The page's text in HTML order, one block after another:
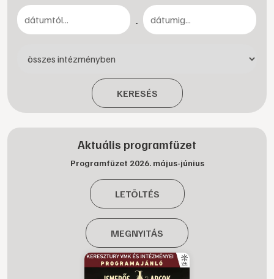
-
KERESÉS
Aktuális programfüzet
Programfüzet 2026. május-június
LETÖLTÉS
MEGNYITÁS